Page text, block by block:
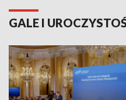
GALE I